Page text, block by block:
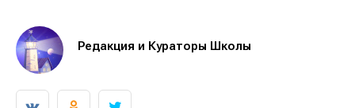
Редакция и Кураторы Школы